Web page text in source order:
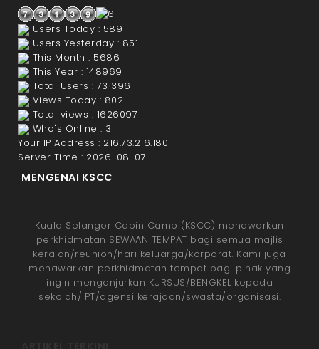
Users Today : 589
Users Yesterday : 851
This Month : 5686
This Year : 148969
Total Users : 731396
Views Today : 802
Total views : 1626097
Who's Online : 3
Your IP Address : 216.73.216.180
Server Time : 2026-08-07
MENGENAI KSCC
Kuala Selangor Cabin Camp (KSCC) menawarkan
perkhidmatan SEWAAN TEMPAT bagi semua majlis
keraian/reunion/hari keluarga/korporat. Kami juga
menawarkan perkhidmatan tempat bagi pihak yang
ingin menganjurkan KURSUS/BENGKEL kepada
sekolah/IPT/agensi kerajaan/swasta/organisasi.